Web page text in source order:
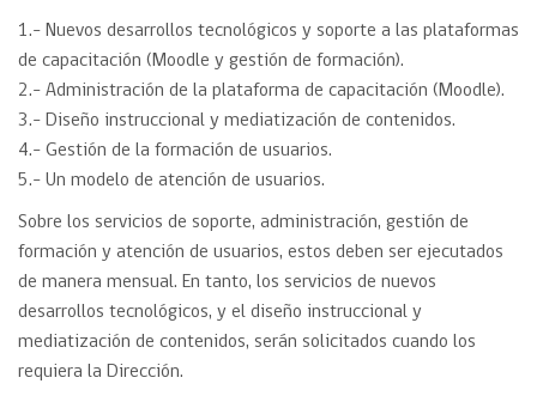
1.- Nuevos desarrollos tecnológicos y soporte a las plataformas
de capacitación (Moodle y gestión de formación).
2.- Administración de la plataforma de capacitación (Moodle).
3.- Diseño instruccional y mediatización de contenidos.
4.- Gestión de la formación de usuarios.
5.- Un modelo de atención de usuarios.
Sobre los servicios de soporte, administración, gestión de
formación y atención de usuarios, estos deben ser ejecutados
de manera mensual. En tanto, los servicios de nuevos
desarrollos tecnológicos, y el diseño instruccional y
mediatización de contenidos, serán solicitados cuando los
requiera la Dirección.